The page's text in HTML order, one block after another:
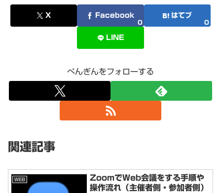
X Facebook
0
はてブ
0
LINE
ぺんぎんをフォローする
関連記事
WEB
ZoomでWeb会議をする手順や
操作流れ（主催者側・参加者側）